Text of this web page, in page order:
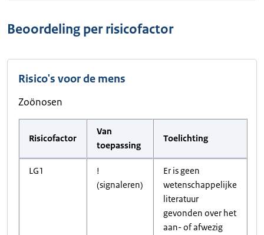
Beoordeling per risicofactor
Risico's voor de mens
Zoönosen
Risicofactor
Van
toepassing
Toelichting
LG1
!
(signaleren)
Er is geen
wetenschappelijke
literatuur
gevonden over het
aan- of afwezig